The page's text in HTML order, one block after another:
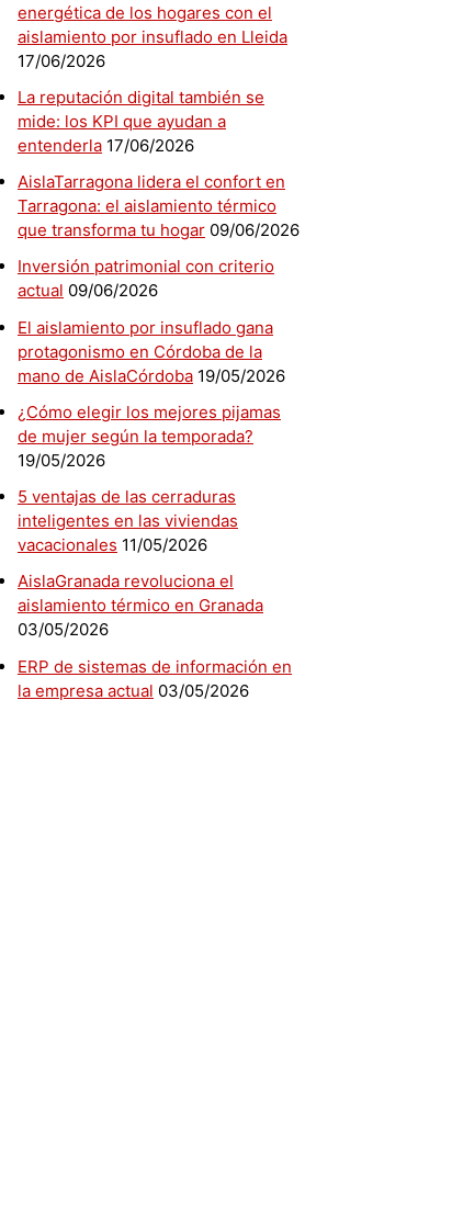
energética de los hogares con el
aislamiento por insuflado en Lleida
17/06/2026
La reputación digital también se
mide: los KPI que ayudan a
entenderla 17/06/2026
AislaTarragona lidera el confort en
Tarragona: el aislamiento térmico
que transforma tu hogar 09/06/2026
Inversión patrimonial con criterio
actual 09/06/2026
El aislamiento por insuflado gana
protagonismo en Córdoba de la
mano de AislaCórdoba 19/05/2026
¿Cómo elegir los mejores pijamas
de mujer según la temporada?
19/05/2026
5 ventajas de las cerraduras
inteligentes en las viviendas
vacacionales 11/05/2026
AislaGranada revoluciona el
aislamiento térmico en Granada
03/05/2026
ERP de sistemas de información en
la empresa actual 03/05/2026